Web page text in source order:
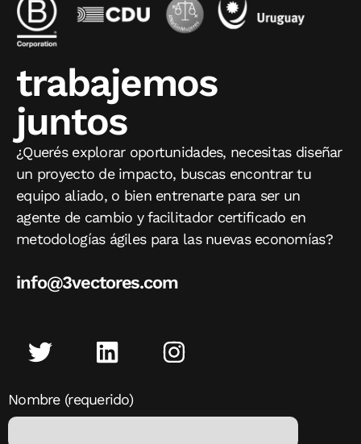
trabajemos
juntos
¿Querés explorar oportunidades, necesitas diseñar
un proyecto de impacto, buscas encontrar tu
equipo aliado, o bien entrenarte para ser un
agente de cambio y facilitador certificado en
metodologías ágiles para las nuevas economías?
info@3vectores.com
Nombre (requerido)